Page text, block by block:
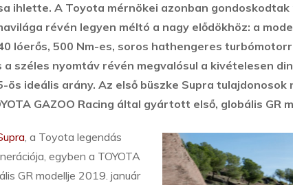
ihlette. A Toyota mérnökei azonban gondoskodtak
révén legyen méltó a nagy elődökhöz: a
lóerős, 500 Nm-es, soros hathengeres
széles nyomtáv révén megvalósul a kivételesen
ös ideális arány. Az első büszke Supra
GAZOO Racing által gyártott első, globális GR
, a Toyota legendás
egyben a TOYOTA
GR modellje 2019. január